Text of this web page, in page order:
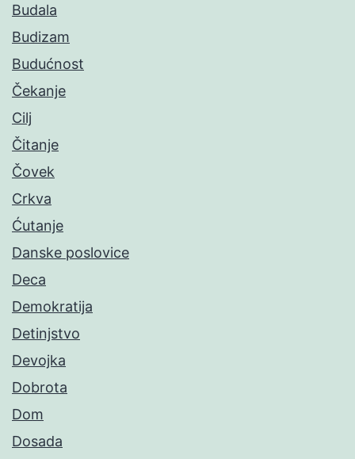
Budala
Budizam
Budućnost
Čekanje
Cilj
Čitanje
Čovek
Crkva
Ćutanje
Danske poslovice
Deca
Demokratija
Detinjstvo
Devojka
Dobrota
Dom
Dosada